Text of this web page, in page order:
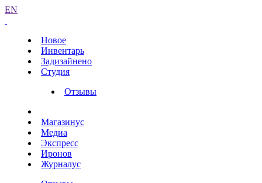
EN
Новое
Инвентарь
Задизайнено
Студия
Отзывы
Магазинус
Медиа
Экспресс
Иронов
Журналус